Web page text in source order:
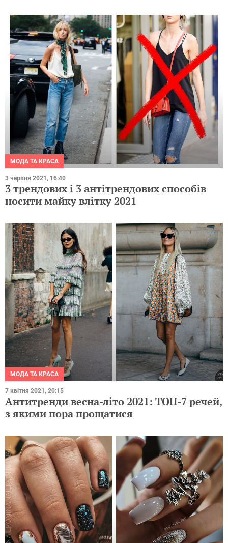
МОДА ТА КРАСА
3 червня 2021, 16:40
3 трендових і 3 антітрендових способів
носити майку влітку 2021
МОДА ТА КРАСА
7 квітня 2021, 20:15
Антитренди весна-літо 2021: ТОП-7 речей,
з якими пора прощатися